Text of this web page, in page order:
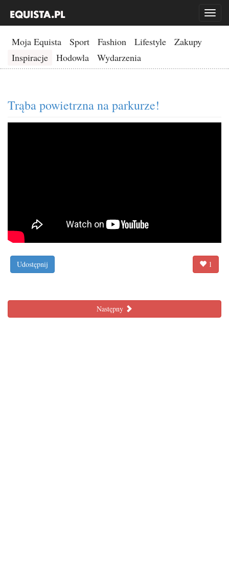
Toggle
Moja Equista Sport Fashion Lifestyle
Zakupy
Inspiracje
Hodowla Wydarzenia
Trąba powietrzna na parkurze!
Udostępnij 1
Następny